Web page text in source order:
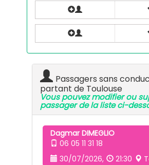
Passagers sans
partant de Toulouse
Vous pouvez modifier ou
passager de la liste ci-
Dagmar DIMEGLIO
06 05 11 31 18
30/07/2026,
21:30